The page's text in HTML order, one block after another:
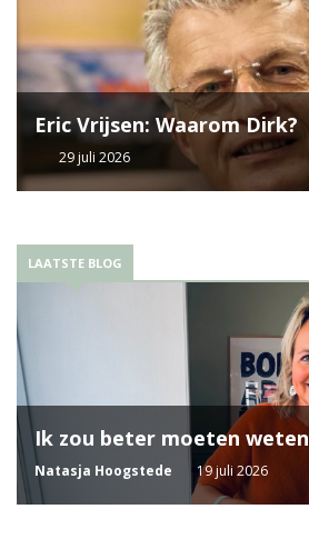
Eric Vrijsen: Waarom Dirk?
29 juli 2026
LAATSTE BLOG
Ik zou beter moeten weten
Natasja Hoogstede 19 juli 2026